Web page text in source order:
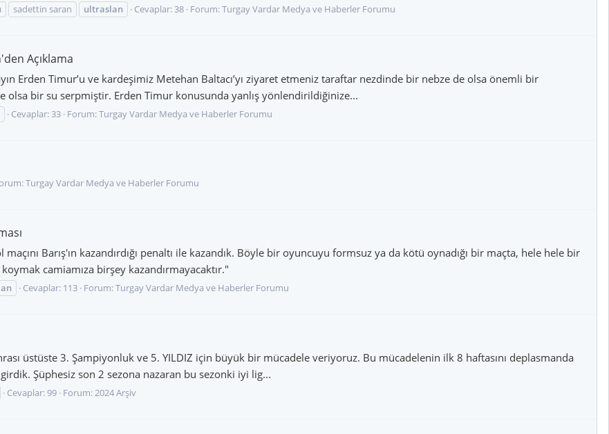
sadettin saran ultraslan Cevaplar: 38 Forum:Turgay Vardar Medya ve Haberler Forumu
Açıklama
Erden Timur’u ve kardeşimiz Metehan Baltacı’yı ziyaret etmeniz taraftar nezdinde bir nebze de olsa önemli bir
olsa bir su serpmiştir. Erden Timur konusunda yanlış yönlendirildiğinize...
Cevaplar: 33 Forum:Turgay Vardar Medya ve Haberler Forumu
Turgay Vardar Medya ve Haberler Forumu
Barış'ın kazandırdığı penaltı ile kazandık. Böyle bir oyuncuyu formsuz ya da kötü oynadığı bir maçta, hele hele bir
camiamıza birşey kazandırmayacaktır."
Cevaplar: 113 Forum:Turgay Vardar Medya ve Haberler Forumu
üstüste 3. Şampiyonluk ve 5. YILDIZ için büyük bir mücadele veriyoruz. Bu mücadelenin ilk 8 haftasını deplasmanda
Şüphesiz son 2 sezona nazaran bu sezonki iyi lig...
Cevaplar: 99 Forum: 2024 Arşiv